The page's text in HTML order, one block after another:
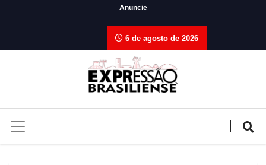
Anuncie
6 de agosto de 2026